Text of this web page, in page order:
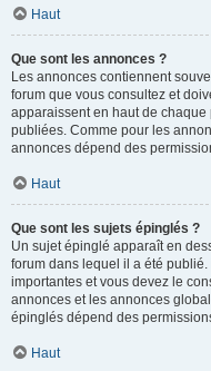
Haut
Que sont les annonces ?
Les annonces contiennent
forum que vous consultez et
apparaissent en haut de
publiées. Comme pour les
annonces dépend des
Haut
Que sont les sujets épinglés ?
Un sujet épinglé apparaît en
forum dans lequel il a été
importantes et vous devez le
annonces et les annonces
épinglés dépend des
Haut